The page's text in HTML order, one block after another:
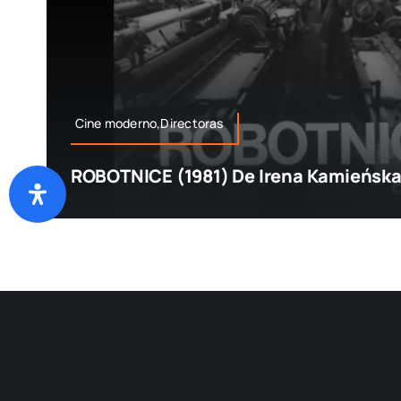
Cine moderno,Directoras
ROBOTNICE (1981) De Irena Kamieńska